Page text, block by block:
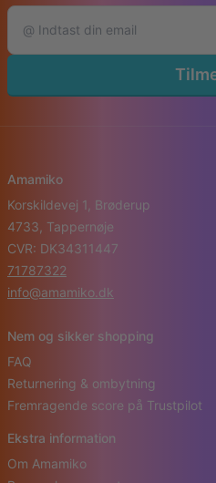
Amamiko
Korskildevej 1, Brøderup
4733, Tappernøje
CVR: DK34311447
71787322
info@amamiko.dk
Nem og sikker shopping
FAQ
Returnering & ombytning
Fremragende score på Trustpilot
Ekstra information
Om Amamiko